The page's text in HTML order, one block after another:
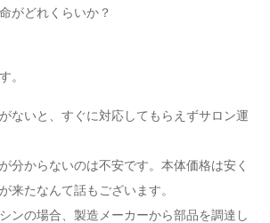
がどれくらいか？
。
ないと、すぐに対応してもらえずサロン運
分からないのは不安です。本体価格は安く
来たなんて話もございます。
ンの場合、製造メーカーから部品を調達し